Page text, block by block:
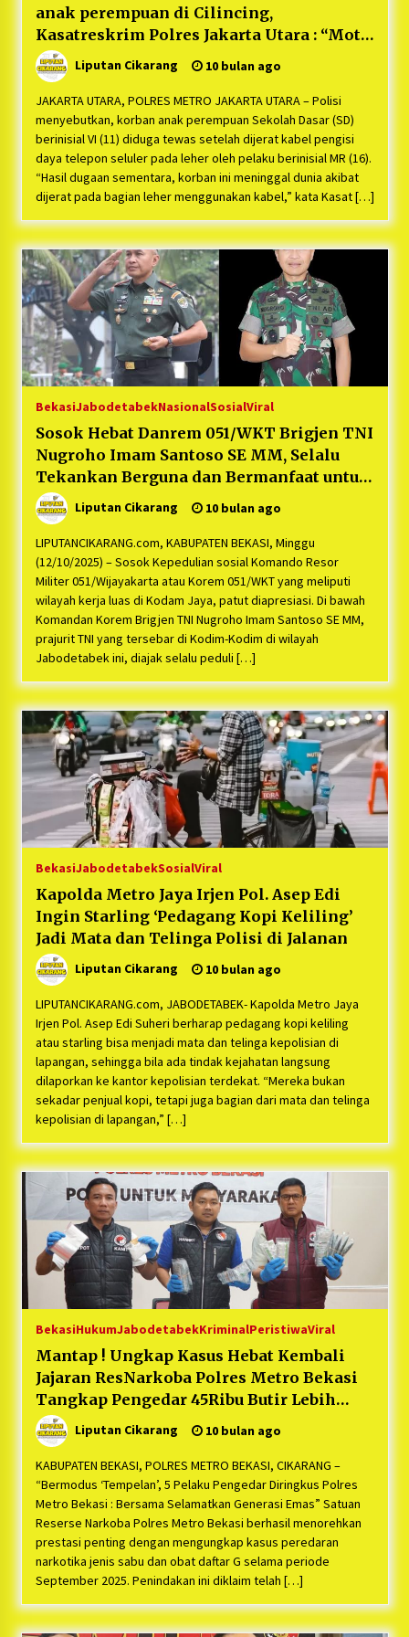
anak perempuan di Cilincing,
Kasatreskrim Polres Jakarta Utara : “Motif
masih kita dalami, Pelaku Masih dalam
Penyidikan PPA Polres”
Liputan Cikarang 10 bulan ago
JAKARTA UTARA, POLRES METRO JAKARTA UTARA – Polisi
menyebutkan, korban anak perempuan Sekolah Dasar (SD)
berinisial VI (11) diduga tewas setelah dijerat kabel pengisi
daya telepon seluler pada leher oleh pelaku berinisial MR (16).
“Hasil dugaan sementara, korban ini meninggal dunia akibat
dijerat pada bagian leher menggunakan kabel,” kata Kasat […]
BekasiJabodetabekNasionalSosialViral
Sosok Hebat Danrem 051/WKT Brigjen TNI
Nugroho Imam Santoso SE MM, Selalu
Tekankan Berguna dan Bermanfaat untuk
Masyarakat , dan fokuskan ‘Ketahanan
Pangan’ untuk Bangsa
Liputan Cikarang 10 bulan ago
LIPUTANCIKARANG.com, KABUPATEN BEKASI, Minggu
(12/10/2025) – Sosok Kepedulian sosial Komando Resor
Militer 051/Wijayakarta atau Korem 051/WKT yang meliputi
wilayah kerja luas di Kodam Jaya, patut diapresiasi. Di bawah
Komandan Korem Brigjen TNI Nugroho Imam Santoso SE MM,
prajurit TNI yang tersebar di Kodim-Kodim di wilayah
Jabodetabek ini, diajak selalu peduli […]
BekasiJabodetabekSosialViral
Kapolda Metro Jaya Irjen Pol. Asep Edi
Ingin Starling ‘Pedagang Kopi Keliling’
Jadi Mata dan Telinga Polisi di Jalanan
Liputan Cikarang 10 bulan ago
LIPUTANCIKARANG.com, JABODETABEK- Kapolda Metro Jaya
Irjen Pol. Asep Edi Suheri berharap pedagang kopi keliling
atau starling bisa menjadi mata dan telinga kepolisian di
lapangan, sehingga bila ada tindak kejahatan langsung
dilaporkan ke kantor kepolisian terdekat. “Mereka bukan
sekadar penjual kopi, tetapi juga bagian dari mata dan telinga
kepolisian di lapangan,” […]
BekasiHukumJabodetabekKriminalPeristiwaViral
Mantap ! Ungkap Kasus Hebat Kembali
Jajaran ResNarkoba Polres Metro Bekasi
Tangkap Pengedar 45Ribu Butir Lebih
daftar Obat G dan Sabu Seberat 66,6 Gram
yang akan di Edar Namun Berhasil di
Gagalkan
Liputan Cikarang 10 bulan ago
KABUPATEN BEKASI, POLRES METRO BEKASI, CIKARANG –
“Bermodus ‘Tempelan’, 5 Pelaku Pengedar Diringkus Polres
Metro Bekasi : Bersama Selamatkan Generasi Emas” Satuan
Reserse Narkoba Polres Metro Bekasi berhasil menorehkan
prestasi penting dengan mengungkap kasus peredaran
narkotika jenis sabu dan obat daftar G selama periode
September 2025. Penindakan ini diklaim telah […]